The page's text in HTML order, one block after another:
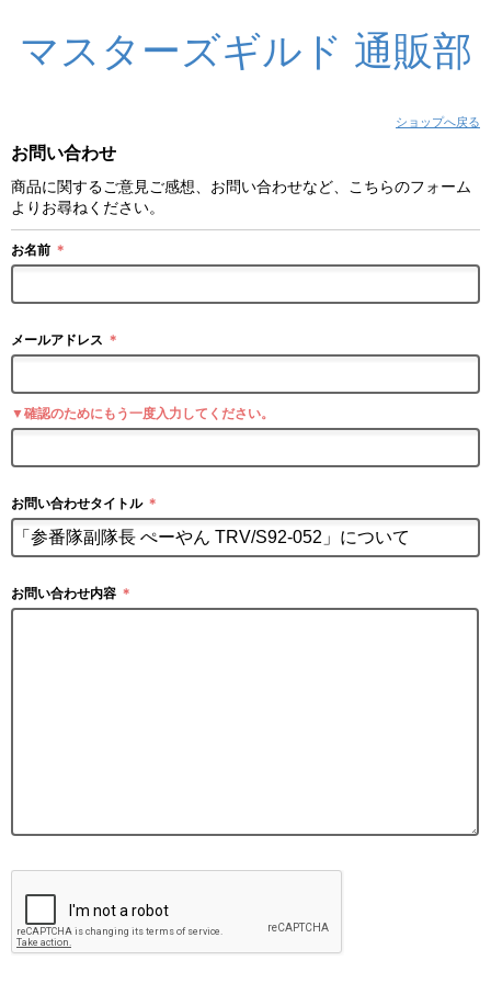
マスターズギルド 通販部
ショップへ戻る
お問い合わせ
商品に関するご意見ご感想、お問い合わせなど、こちらのフォーム
よりお尋ねください。
お名前 ＊
メールアドレス ＊
▼確認のためにもう一度入力してください。
お問い合わせタイトル ＊
お問い合わせ内容 ＊